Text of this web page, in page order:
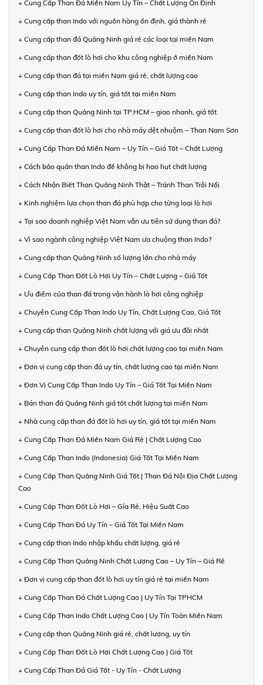
+ Cung Cấp Than Đá Miền Nam Uy Tín – Chất Lượng Ổn Định
+ Cung cấp than Indo với nguồn hàng ổn định, giá thành rẻ
+ Cung cấp than đá Quảng Ninh giá rẻ các loại tại miền Nam
+ Cung cấp than đốt lò hơi cho khu công nghiệp ở miền Nam
+ Cung cấp than đá tại miền Nam giá rẻ, chất lượng cao
+ Cung cấp than Indo uy tín, giá tốt tại miền Nam
+ Cung cấp than Quảng Ninh tại TP.HCM – giao nhanh, giá tốt
+ Cung cấp than đốt lò hơi cho nhà máy dệt nhuộm – Than Nam Sơn
+ Cung Cấp Than Đá Miền Nam – Uy Tín – Giá Tốt – Chất Lượng
+ Cách bảo quản than Indo để không bị hao hụt chất lượng
+ Cách Nhận Biết Than Quảng Ninh Thật – Tránh Than Trôi Nổi
+ Kinh nghiệm lựa chọn than đá phù hợp cho từng loại lò hơi
+ Tại sao doanh nghiệp Việt Nam vẫn ưu tiên sử dụng than đá?
+ Vì sao ngành công nghiệp Việt Nam ưa chuộng than Indo?
+ Cung cấp than Quảng Ninh số lượng lớn cho nhà máy
+ Cung Cấp Than Đốt Lò Hơi Uy Tín – Chất Lượng – Giá Tốt
+ Ưu điểm của than đá trong vận hành lò hơi công nghiệp
+ Chuyên Cung Cấp Than Indo Uy Tín, Chất Lượng Cao, Giá Tốt
+ Cung cấp than Quảng Ninh chất lượng với giá ưu đãi nhất
+ Chuyên cung cấp than đốt lò hơi chất lượng cao tại miền Nam
+ Đơn vị cung cấp than đá uy tín, chất lượng cao tại miền Nam
+ Đơn Vị Cung Cấp Than Indo Uy Tín – Giá Tốt Tại Miền Nam
+ Bán than đá Quảng Ninh giá tốt chất lượng tại miền Nam
+ Nhà cung cấp than đá đốt lò hơi uy tín, giá tốt tại miền Nam
+ Cung Cấp Than Đá Miền Nam Giá Rẻ | Chất Lượng Cao
+ Cung Cấp Than Indo (Indonesia) Giá Tốt Tại Miền Nam
+ Cung Cấp Than Quảng Ninh Giá Tốt | Than Đá Nội Địa Chất Lượng
Cao
+ Cung Cấp Than Đốt Lò Hơi – Gía Rẻ, Hiệu Suất Cao
+ Cung Cấp Than Đá Uy Tín – Giá Tốt Tại Miền Nam
+ Cung cấp than Indo nhập khẩu chất lượng, giá rẻ
+ Cung Cấp Than Quảng Ninh Chất Lượng Cao – Uy Tín – Giá Rẻ
+ Đơn vị cung cấp than đốt lò hơi uy tín giá rẻ tại miền Nam
+ Cung Cấp Than Đá Chất Lượng Cao | Uy Tín Tại TPHCM
+ Cung Cấp Than Indo Chất Lượng Cao | Uy Tín Toàn Miền Nam
+ Cung cấp than Quảng Ninh giá rẻ, chất lượng, uy tín
+ Cung Cấp Than Đốt Lò Hơi Chất Lượng Cao | Giá Tốt
+ Cung Cấp Than Đá Giá Tốt - Uy Tín - Chất Lượng